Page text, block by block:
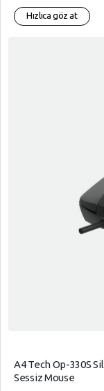
Hızlıca göz at
A4 Tech Op-330S
Sessiz Mouse